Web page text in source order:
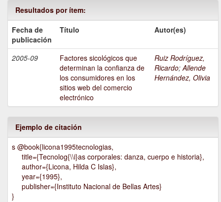
Resultados por ítem:
Fecha de
publicación
Título Autor(es)
2005-09
Factores sicológicos que
determinan la confianza de
los consumidores en los
sitios web del comercio
electrónico
Ruiz Rodríguez,
Ricardo;Allende
Hernández, Olivia
Ejemplo de citación
s @book{licona1995tecnologias,
title={Tecnolog{\\i}as corporales: danza, cuerpo e historia},
author={Licona, Hilda C Islas},
year={1995},
publisher={Instituto Nacional de Bellas Artes}
}